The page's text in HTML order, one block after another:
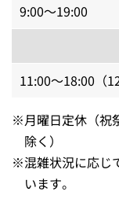
9:00～19:00
11:00～18:00（
※月曜日定休（祝
除く）
※混雑状況に応じ
います。